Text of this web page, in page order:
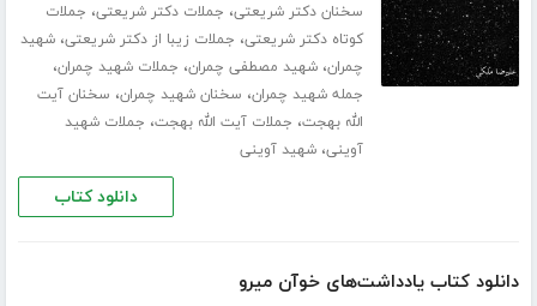
سخنان دکتر شریعتی، جملات دکتر شریعتی، جملات
کوتاه دکتر شریعتی، جملات زیبا از دکتر شریعتی،شهید
چمران،شهید مصطفی چمران، جملات شهید چمران،
جمله شهید چمران، سخنان شهید چمران، سخنان آیت
الله بهجت، جملات آیت الله بهجت، جملات شهید
آوینی،شهید آوینی
دانلود کتاب
دانلود کتاب یادداشت‌های خوآن میرو